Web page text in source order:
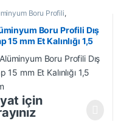
Boru Profili,
Profil
ÜrünlerBoru Profili Dış
15 mm Et Kalınlığı 1,5
için